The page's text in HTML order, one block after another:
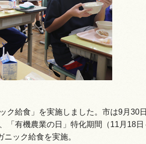
ク給食」を実施しました。市は9月30
「有機農業の日」特化期間（11月18
ック給食を実施。